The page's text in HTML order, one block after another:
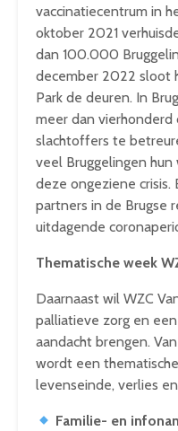
vaccinatiecentrum in
oktober 2021
dan 100.000
december 2022 sloot
Park de deuren. In
meer dan vierhonderd
slachtoffers te
veel Bruggelingen
deze ongeziene crisis.
partners in de Brugse
uitdagende
Thematische week
Daarnaast wil WZC
palliatieve zorg en
aandacht brengen.
wordt een
levenseinde, verlies
Familie- en